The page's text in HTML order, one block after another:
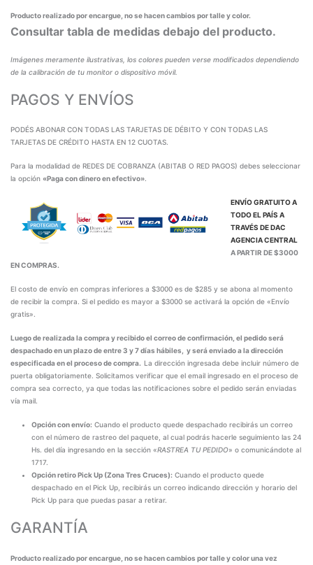
Producto realizado por encargue, no se hacen cambios por talle y color.
Consultar tabla de medidas debajo del producto.
Imágenes meramente ilustrativas, los colores pueden verse modificados dependiendo
de la calibración de tu monitor o dispositivo móvil.
PAGOS Y ENVÍOS
PODÉS ABONAR CON TODAS LAS TARJETAS DE DÉBITO Y CON TODAS LAS
TARJETAS DE CRÉDITO HASTA EN 12 CUOTAS.
Para la modalidad de REDES DE COBRANZA (ABITAB O RED PAGOS) debes seleccionar
la opción «Paga con dinero en efectivo».
ENVÍO GRATUITO A
TODO EL PAÍS A
TRAVÉS DEDAC
AGENCIA CENTRAL
A PARTIR DE $3000
EN COMPRAS.
El costo de envío en compras inferiores a $3000 es de $285 y se abona al momento
de recibir la compra. Si el pedido es mayor a $3000 se activará la opción de «Envío
gratis».
Luego de realizada la compra y recibido el correo de confirmación, el pedido será
despachado en un plazo de entre 3 y 7 días hábiles, y será enviado a la dirección
especificada en el proceso de compra. La dirección ingresada debe incluir número de
puerta obligatoriamente. Solicitamos verificar que el email ingresado en el proceso de
compra sea correcto, ya que todas las notificaciones sobre el pedido serán enviadas
vía mail.
Opción con envío: Cuando el producto quede despachado recibirás un correo
con el número de rastreo del paquete, al cual podrás hacerle seguimiento las 24
Hs. del día ingresando en la sección «RASTREA TU PEDIDO» o comunicándote al
1717.
Opción retiro Pick Up (Zona Tres Cruces): Cuando el producto quede
despachado en el Pick Up, recibirás un correo indicando dirección y horario del
Pick Up para que puedas pasar a retirar.
GARANTÍA
Producto realizado por encargue, no se hacen cambios por talle y color una vez